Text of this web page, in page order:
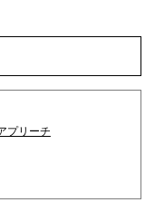
プリーチ